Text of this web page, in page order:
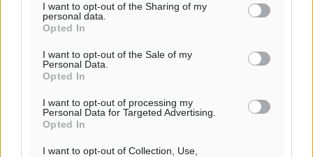
I want to opt-out of the Sharing of my
personal data.
Opted In
I want to opt-out of the Sale of my
Personal Data.
Opted In
I want to opt-out of processing my
Personal Data for Targeted Advertising.
Opted In
I want to opt-out of Collection, Use,
Εργασίες στην Ρόδου- Λίνδου-
Κυκλοφορία από παρακαμπτήρια οδό